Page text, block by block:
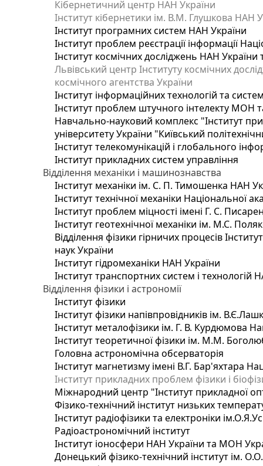
Кібернетичний центр НАН України
Інститут кібернетики ім. В.М. Глушкова НАН
Інститут програмних систем НАН України
Інститут проблем реєстрації інформації
Інститут космічних досліджень НАН України
Львівський центр Інституту космічних
космічного агентства України
Інститут інформаційних технологій та
Інститут проблем штучного інтелекту МОН
Навчально-науковий комплекс "Інститут
університету України "Київський
Інститут телекомунікацій і глобального
Інститут прикладних систем управління
Відділення механіки і машинознавства
Інститут механіки ім. С. П. Тимошенка НАН
Інститут технічної механіки Національної
Інститут проблем міцності імені Г. С.
Інститут геотехнічної механіки ім. М.С.
Відділення фізики гірничих процесів
наук України
Інститут гідромеханіки НАН України
Інститут транспортних систем і технологій
Відділення фізики і астрономії
Інститут фізики
Інститут фізики напівпровідників ім.
Інститут металофізики ім. Г. В. Курдюмова
Інститут теоретичної фізики ім. М.М.
Головна астрономічна обсерваторія
Інститут магнетизму імені В.Г. Бар'яхтара
Інститут прикладних проблем фізики і
Міжнародний центр "Інститут прикладної
Фізико-технічний інститут низьких
Інститут радіофізики та електроніки
Радіоастрономічний інститут
Інститут іоносфери НАН України та МОН
Донецький фізико-технічний інститут ім.